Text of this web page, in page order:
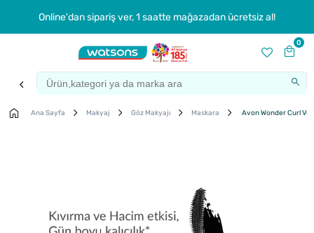
Online'dan sipariş ver, 1 saatte mağazadan ücretsiz al!
0
Ana Sayfa Makyaj Göz Makyajı Maskara Avon Wonder Curl